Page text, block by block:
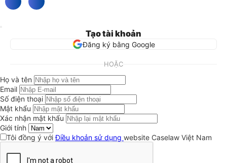
Tạo tài khoản
Đăng ký bằng Google
HOẶC
Họ và tên
Email
Số điện thoại
Mật khẩu
Xác nhận mật khẩu
Giới tính
Tôi đồng ý vớiĐiều khoản sử dụng website Caselaw Việt Nam